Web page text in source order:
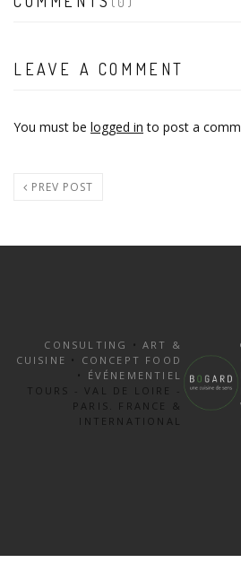
LEAVE A COMMENT
You must be logged in to post a
PREV POST
CONSULTING • ART &
CUISINE • CONCEPT FOOD
• ÉVÉNEMENTIEL
TOURS - VAL DE LOIRE -
PARIS. FRANCE &
INTERNATIONAL